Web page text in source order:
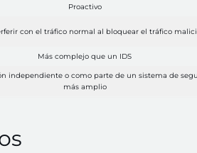
Proactivo
con el tráfico normal al bloquear el tráfico
Más complejo que un IDS
independiente o como parte de un sistema de
más amplio